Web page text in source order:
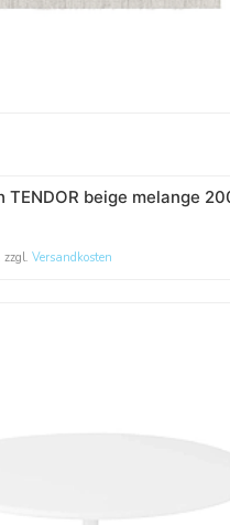
TENDOR beige melange
Versandkosten